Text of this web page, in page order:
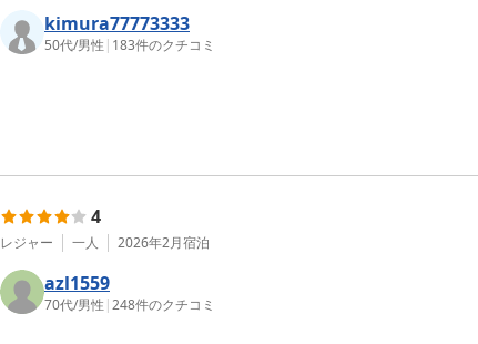
kimura77773333
50代/男性 | 183件のクチコミ
4
レジャー 一人 2026年2月宿泊
azl1559
70代/男性 |248件のクチコミ